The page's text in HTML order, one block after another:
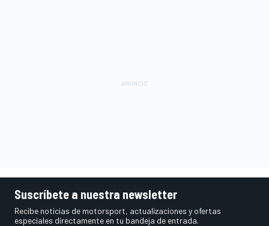
Suscríbete a nuestra newsletter
Recibe noticias de motorsport, actualizaciones y ofertas
especiales directamente en tu bandeja de entrada.